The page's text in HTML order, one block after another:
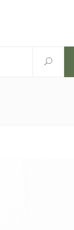
Alexandre Gutierrez,826